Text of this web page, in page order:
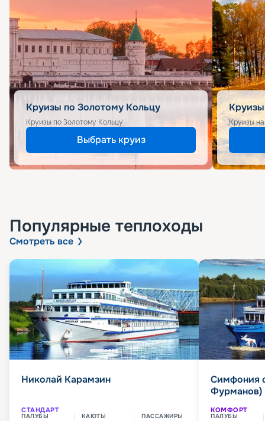
Круизы по Золотому Кольцу
Круизы по Золотому Кольцу
Выбрать круиз
Круизы
Популярные теплоходы
Смотреть все
Николай Карамзин
СТАНДАРТ
ПАЛУБЫ КАЮТЫ ПАССАЖИРЫ
Симфония
Фурманов)
КОМФОРТ
ПАЛУБЫ